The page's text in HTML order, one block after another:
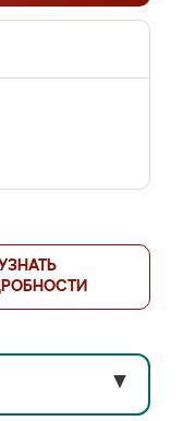
УЗНАТЬ
▼